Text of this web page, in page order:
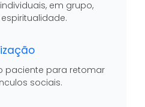
em grupo,
paciente para retomar
sociais.